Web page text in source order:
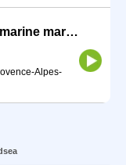
Acheteur profil navigant / officier marine marchande (H/F)
Alpes-